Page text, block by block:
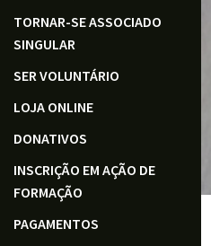
TORNAR-SE ASSOCIADO
SINGULAR
SER VOLUNTÁRIO
LOJA ONLINE
DONATIVOS
INSCRIÇÃO EM AÇÃO DE
FORMAÇÃO
PAGAMENTOS